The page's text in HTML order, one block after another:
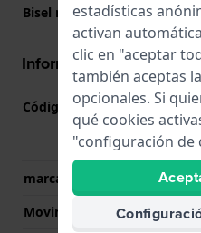
Bisel rotatorio
Información del
Código de Movimiento
marca del movimiento
Movimiento suizo
estadísticas
activan
clic en "aceptar
también aceptas
opcionales. Si
qué cookies
"configuración de